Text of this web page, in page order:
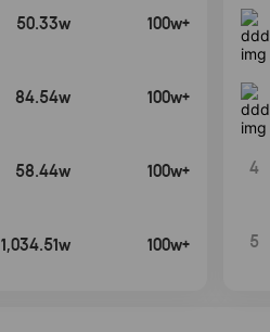
50.33w 100w+
84.54w 100w+
58.44w 100w+
1,034.51w 100w+
4
5